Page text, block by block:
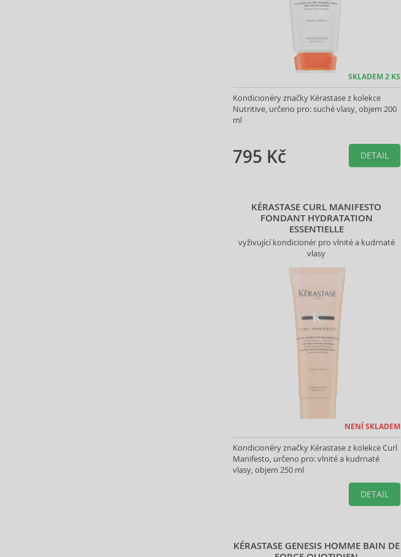
SKLADEM 2 KS
Kondicionéry značky Kérastase z kolekce
Nutritive, určeno pro: suché vlasy, objem 200
ml
795 Kč DETAIL
KÉRASTASE CURL MANIFESTO
FONDANT HYDRATATION
ESSENTIELLE
vyživující kondicionér pro vlnité a kudrnaté
vlasy
NENÍ SKLADEM
Kondicionéry značky Kérastase z kolekce Curl
Manifesto, určeno pro: vlnité a kudrnaté
vlasy, objem 250 ml
DETAIL
KÉRASTASE GENESIS HOMME BAIN DE